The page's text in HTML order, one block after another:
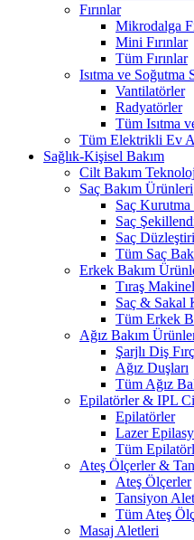
Fırınlar
Mikrodalga
Mini Fırınlar
Tüm Fırınlar
Isıtma ve Soğutma
Vantilatörler
Radyatörler
Tüm Isıtma
Tüm Elektrikli Ev
Sağlık-Kişisel Bakım
Cilt Bakım
Saç Bakım Ürünleri
Saç
Saç
Saç
Tüm Saç
Erkek Bakım
Tıraş
Saç & Sakal
Tüm Erkek
Ağız Bakım
Şarjlı Diş
Ağız Duşları
Tüm Ağız
Epilatörler & IPL
Epilatörler
Lazer
Tüm
Ateş Ölçerler &
Ateş Ölçerler
Tansiyon
Tüm Ateş
Masaj Aletleri